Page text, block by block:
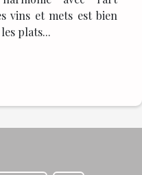
vins et mets est bien
plats...